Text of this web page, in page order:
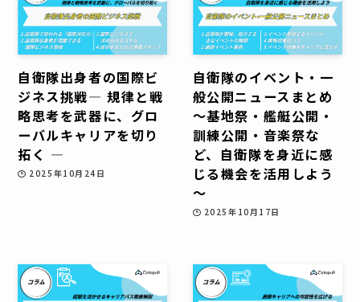
自衛隊出身者の国際ビ
ジネス挑戦― 規律と戦
略思考を武器に、グロ
ーバルキャリアを切り
拓く ―
2025年10月24日
自衛隊のイベント・一
般公開ニュースまとめ
～基地祭・艦艇公開・
訓練公開・音楽祭な
ど、自衛隊を身近に感
じる機会を活用しよう
～
2025年10月17日